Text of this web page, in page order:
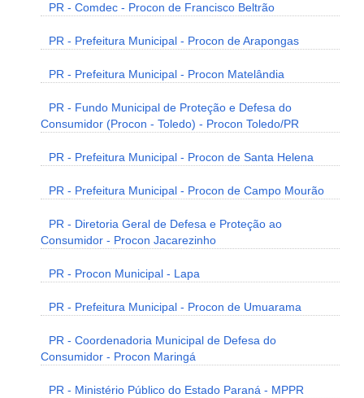
PR - Comdec - Procon de Francisco Beltrão
PR - Prefeitura Municipal - Procon de Arapongas
PR - Prefeitura Municipal - Procon Matelândia
PR - Fundo Municipal de Proteção e Defesa do
Consumidor (Procon - Toledo) - Procon Toledo/PR
PR - Prefeitura Municipal - Procon de Santa Helena
PR - Prefeitura Municipal - Procon de Campo Mourão
PR - Diretoria Geral de Defesa e Proteção ao
Consumidor - Procon Jacarezinho
PR - Procon Municipal - Lapa
PR - Prefeitura Municipal - Procon de Umuarama
PR - Coordenadoria Municipal de Defesa do
Consumidor - Procon Maringá
PR - Ministério Público do Estado Paraná - MPPR